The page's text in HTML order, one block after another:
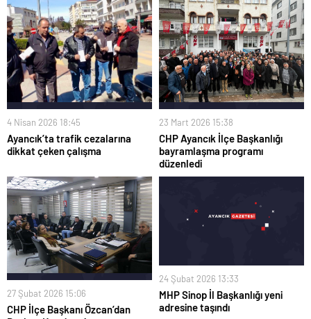
4 Nisan 2026 18:45
Ayancık’ta trafik cezalarına
dikkat çeken çalışma
23 Mart 2026 15:38
CHP Ayancık İlçe Başkanlığı
bayramlaşma programı
düzenledi
27 Şubat 2026 15:06
CHP İlçe Başkanı Özcan’dan
24 Şubat 2026 13:33
MHP Sinop İl Başkanlığı yeni
adresine taşındı